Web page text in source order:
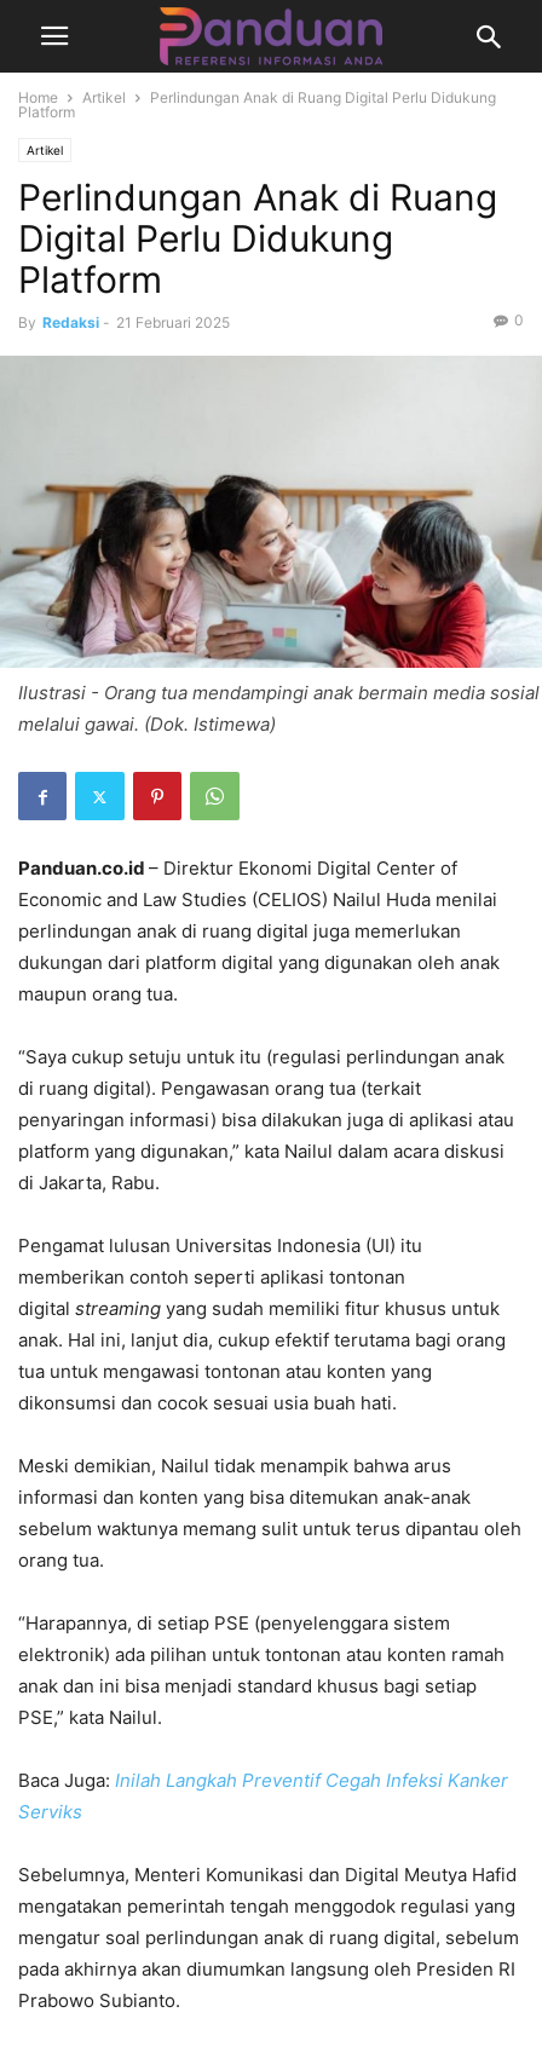
Home Artikel
Perlindungan Anak di Ruang Digital Perlu Didukung
Platform
Artikel
Perlindungan Anak di Ruang
Digital Perlu Didukung
Platform
By Redaksi - 21 Februari 2025 0
Ilustrasi - Orang tua mendampingi anak bermain media sosial
melalui gawai. (Dok. Istimewa)
Panduan.co.id – Direktur Ekonomi Digital Center of
Economic and Law Studies (CELIOS) Nailul Huda menilai
perlindungan anak di ruang digital juga memerlukan
dukungan dari platform digital yang digunakan oleh anak
maupun orang tua.
“Saya cukup setuju untuk itu (regulasi perlindungan anak
di ruang digital). Pengawasan orang tua (terkait
penyaringan informasi) bisa dilakukan juga di aplikasi atau
platform yang digunakan,” kata Nailul dalam acara diskusi
di Jakarta, Rabu.
Pengamat lulusan Universitas Indonesia (UI) itu
memberikan contoh seperti aplikasi tontonan
digital streaming yang sudah memiliki fitur khusus untuk
anak. Hal ini, lanjut dia, cukup efektif terutama bagi orang
tua untuk mengawasi tontonan atau konten yang
dikonsumsi dan cocok sesuai usia buah hati.
Meski demikian, Nailul tidak menampik bahwa arus
informasi dan konten yang bisa ditemukan anak-anak
sebelum waktunya memang sulit untuk terus dipantau oleh
orang tua.
“Harapannya, di setiap PSE (penyelenggara sistem
elektronik) ada pilihan untuk tontonan atau konten ramah
anak dan ini bisa menjadi standard khusus bagi setiap
PSE,” kata Nailul.
Baca Juga: Inilah Langkah Preventif Cegah Infeksi Kanker
Serviks
Sebelumnya, Menteri Komunikasi dan Digital Meutya Hafid
mengatakan pemerintah tengah menggodok regulasi yang
mengatur soal perlindungan anak di ruang digital, sebelum
pada akhirnya akan diumumkan langsung oleh Presiden RI
Prabowo Subianto.